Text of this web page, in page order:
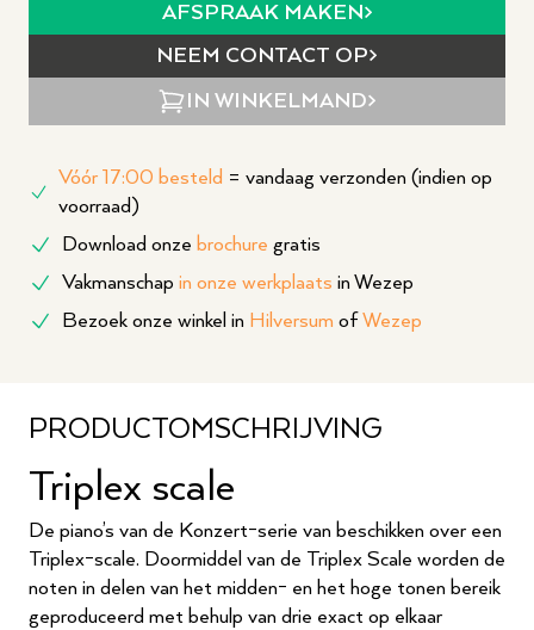
AFSPRAAK MAKEN
NEEM CONTACT OP
IN WINKELMAND
Vóór 17:00 besteld = vandaag verzonden (indien op
voorraad)
Download onze brochure gratis
Vakmanschap in onze werkplaats in Wezep
Bezoek onze winkel in Hilversum of Wezep
PRODUCTOMSCHRIJVING
Triplex scale
De piano’s van de Konzert-serie van beschikken over een
Triplex-scale. Doormiddel van de Triplex Scale worden de
noten in delen van het midden- en het hoge tonen bereik
geproduceerd met behulp van drie exact op elkaar